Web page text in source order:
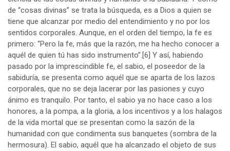
de “cosas divinas” se trata la búsqueda, es a Dios a quien se
tiene que alcanzar por medio del entendimiento y no por los
sentidos corporales. Aunque, en el orden del tiempo, la fe es
primero: “Pero la fe, más que la razón, me ha hecho conocer a
aquél de quien tú has sido instrumento”.[6] Y así, habiendo
pasado por la imprescindible fe, el sabio, el poseedor de la
sabiduría, se presenta como aquél que se aparta de los lazos
corporales, que no se deja lacerar por las pasiones y cuyo
ánimo es tranquilo. Por tanto, el sabio ya no hace caso a los
honores, a la pompa, a la gloria, a los incentivos y a los halagos
de la vida mortal que se presentan como la sazón de la
humanidad con que condimenta sus banquetes (sombra de la
hermosura). El sabio, aquél que ha alcanzado el objeto de sus